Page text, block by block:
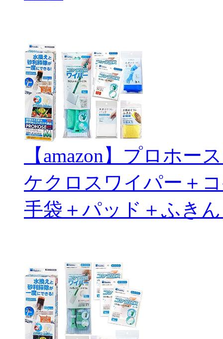
【amazon】プロホ
ケクロスワイパー＋
手袋＋パッド＋ふき